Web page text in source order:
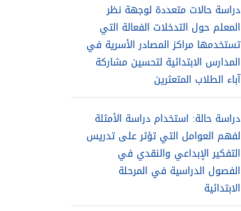
دراسة حالات متعددة لوجهة نظر
المعلم حول التدخلات الفعالة التي
تستخدمها مراكز المصادر الأسرية في
المدارس الابتدائية لتحسين مشاركة
آباء الطلاب المتعثرين
دراسة حالة: استخدام دراسة الأمثلة
لفهم العوامل التي تؤثر على تدريس
التفكير الإبداعي والنقدي في
الفصول الدراسية في المرحلة
الابتدائية